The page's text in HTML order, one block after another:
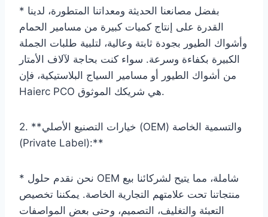
* بفضل مصانعنا الحديثة ومعداتنا المتطورة، لدينا
القدرة على إنتاج كميات كبيرة من مسامير الحمام
وأشواك الطيور بجودة ثابتة وعالية، لتلبية طلبات الجملة
الكبيرة بكفاءة وسرعة. سواء كنت بحاجة لآلاف الأمتار
من أشواك الطيور أو مسامير السياج البلاستيكية، فإن
Haierc PCO هي شريكك الموثوق.
2. **خيارات التصنيع الأصلي (OEM) والتسمية الخاصة
(Private Label):**
* نحن نقدم حلول OEM شاملة، مما يتيح لشركائنا بيع
منتجاتنا تحت علامتهم التجارية الخاصة. يمكننا تخصيص
التعبئة والتغليف، التصميم، وحتى بعض المواصفات